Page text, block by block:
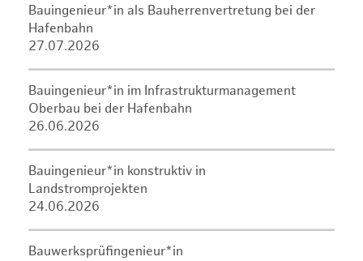
Bauingenieur*in als Bauherrenvertretung bei der
Hafenbahn
27.07.2026
Bauingenieur*in im Infrastrukturmanagement
Oberbau bei der Hafenbahn
26.06.2026
Bauingenieur*in konstruktiv in
Landstromprojekten
24.06.2026
Bauwerksprüfingenieur*in